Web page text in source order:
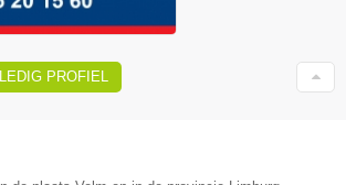
PROFIEL